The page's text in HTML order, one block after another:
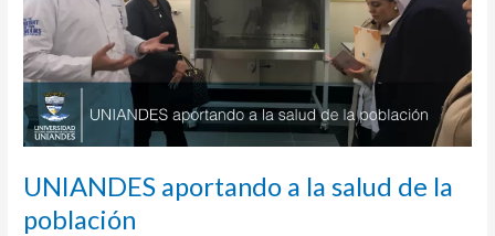
UNIANDES aportando a la salud de la
población
de
la
población